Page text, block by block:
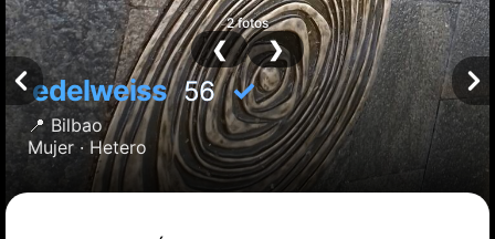
edelweiss56✓
📍 Bilbao
Mujer · Hetero
2 fotos
❮ ❯